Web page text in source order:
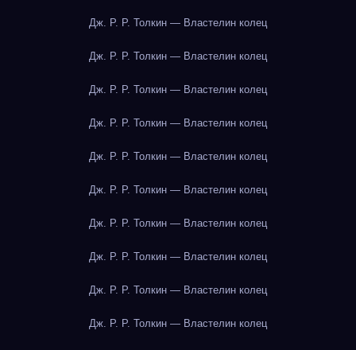
Дж. Р. Р. Толкин — Властелин колец
Дж. Р. Р. Толкин — Властелин колец
Дж. Р. Р. Толкин — Властелин колец
Дж. Р. Р. Толкин — Властелин колец
Дж. Р. Р. Толкин — Властелин колец
Дж. Р. Р. Толкин — Властелин колец
Дж. Р. Р. Толкин — Властелин колец
Дж. Р. Р. Толкин — Властелин колец
Дж. Р. Р. Толкин — Властелин колец
Дж. Р. Р. Толкин — Властелин колец